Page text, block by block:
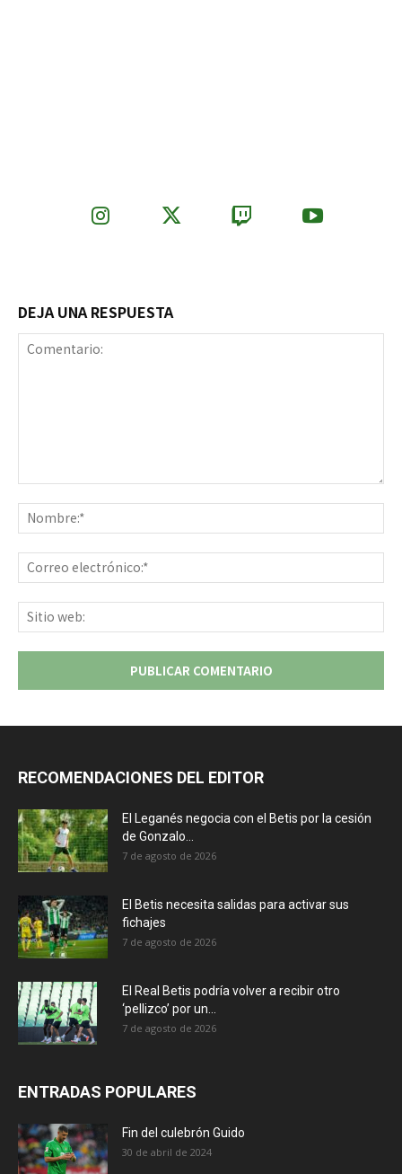
DEJA UNA RESPUESTA
RECOMENDACIONES DEL EDITOR
El Leganés negocia con el Betis por la cesión
de Gonzalo...
7 de agosto de 2026
El Betis necesita salidas para activar sus
fichajes
7 de agosto de 2026
El Real Betis podría volver a recibir otro
‘pellizco’ por un...
7 de agosto de 2026
ENTRADAS POPULARES
Fin del culebrón Guido
30 de abril de 2024